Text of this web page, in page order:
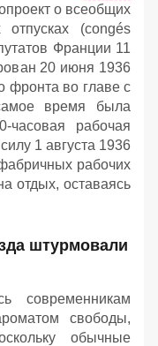
о всеобщих
отпусках (congés
Франции 11
20 июня 1936
фронта во главе с
время была
часовая рабочая
1 августа 1936
рабочих
отдых, оставаясь
штурмовали
современникам
свободы,
обычные